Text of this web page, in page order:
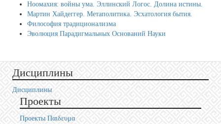
Ноомахия: войны ума. Эллинский Логос. Долина истины.
Мартин Хайдеггер. Метаполитика. Эсхатология бытия.
Философия традиционализма
Эволюция Парадигмальных Оснований Науки
Дисциплины
Дисциплины
Проекты
Проекты Пαιδευμα